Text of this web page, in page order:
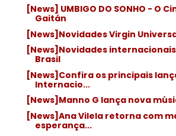
[News] UMBIGO DO SONHO - O
Gaitán
[News]Novidades Virgin
[News]Novidades
Brasil
[News]Confira os principais
Internacio...
[News]Manno G lança nova
[News]Ana Vilela retorna com
esperança...